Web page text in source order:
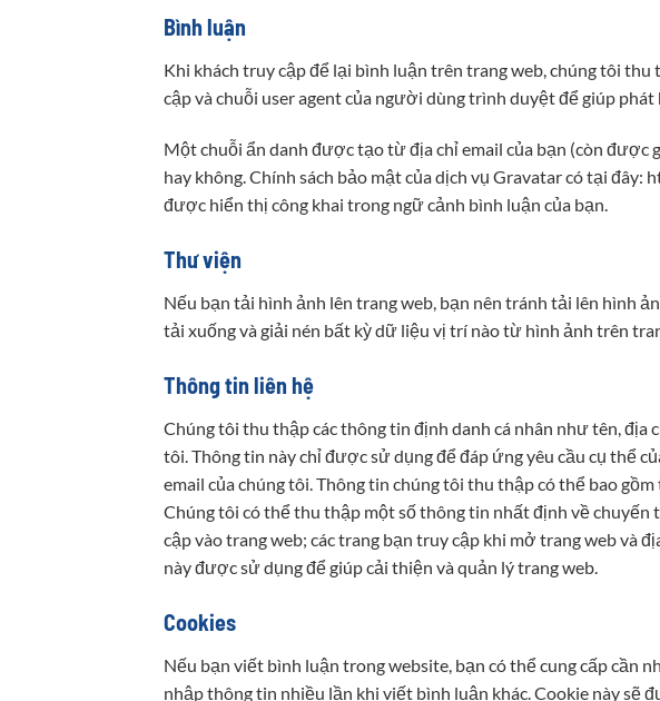
Bình luận
Khi khách truy cập để lại bình luận trên trang web, chúng tôi
cập và chuỗi user agent của người dùng trình duyệt để giúp phát
Một chuỗi ẩn danh được tạo từ địa chỉ email của bạn (còn được
hay không. Chính sách bảo mật của dịch vụ Gravatar có tại
được hiển thị công khai trong ngữ cảnh bình luận của bạn.
Thư viện
Nếu bạn tải hình ảnh lên trang web, bạn nên tránh tải lên hình
tải xuống và giải nén bất kỳ dữ liệu vị trí nào từ hình ảnh trên
Thông tin liên hệ
Chúng tôi thu thập các thông tin định danh cá nhân như tên,
tôi. Thông tin này chỉ được sử dụng để đáp ứng yêu cầu cụ thể
email của chúng tôi. Thông tin chúng tôi thu thập có thể bao
Chúng tôi có thể thu thập một số thông tin nhất định về
cập vào trang web; các trang bạn truy cập khi mở trang web và
này được sử dụng để giúp cải thiện và quản lý trang web.
Cookies
Nếu bạn viết bình luận trong website, bạn có thể cung cấp cần
nhập thông tin nhiều lần khi viết bình luận khác. Cookie này sẽ